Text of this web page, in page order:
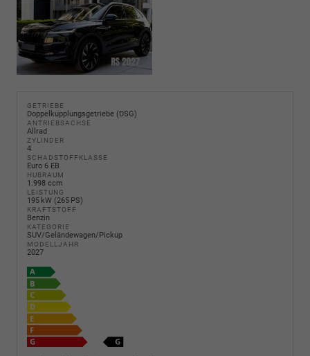
GETRIEBE
Doppelkupplungsgetriebe (DSG)
ANTRIEBSACHSE
Allrad
ZYLINDER
4
SCHADSTOFFKLASSE
Euro 6 EB
HUBRAUM
1.998 ccm
LEISTUNG
195 kW (265 PS)
KRAFTSTOFF
Benzin
KATEGORIE
SUV/Geländewagen/Pickup
MODELLJAHR
2027